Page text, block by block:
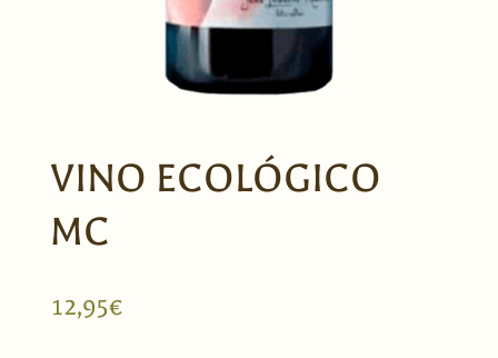
VINO ECOLÓGICO
MC
12,95€